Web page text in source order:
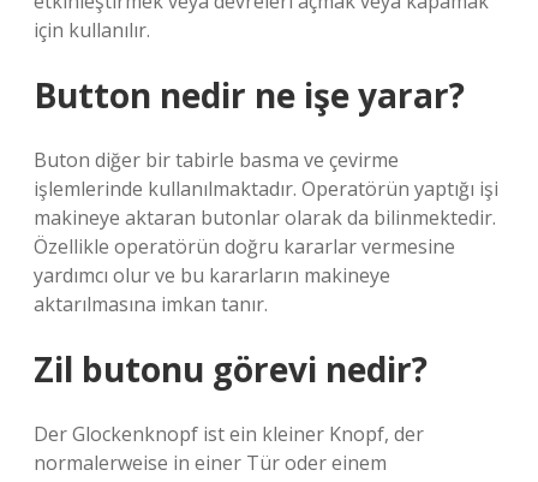
için kullanılır.
Button nedir ne işe yarar?
Buton diğer bir tabirle basma ve çevirme
işlemlerinde kullanılmaktadır. Operatörün yaptığı işi
makineye aktaran butonlar olarak da bilinmektedir.
Özellikle operatörün doğru kararlar vermesine
yardımcı olur ve bu kararların makineye
aktarılmasına imkan tanır.
Zil butonu görevi nedir?
Der Glockenknopf ist ein kleiner Knopf, der
normalerweise in einer Tür oder einem